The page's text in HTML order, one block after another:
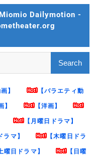
Dailymotion -
】 【バラエティ動
】 【洋画】
【月曜日ドラマ】
ラマ】 【木曜日ドラ
曜日ドラマ】 【日曜